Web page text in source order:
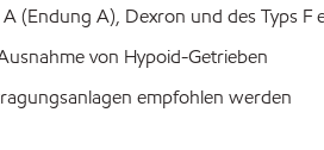
A), Dexron und des Typs
von Hypoid-Getrieben
empfohlen werden